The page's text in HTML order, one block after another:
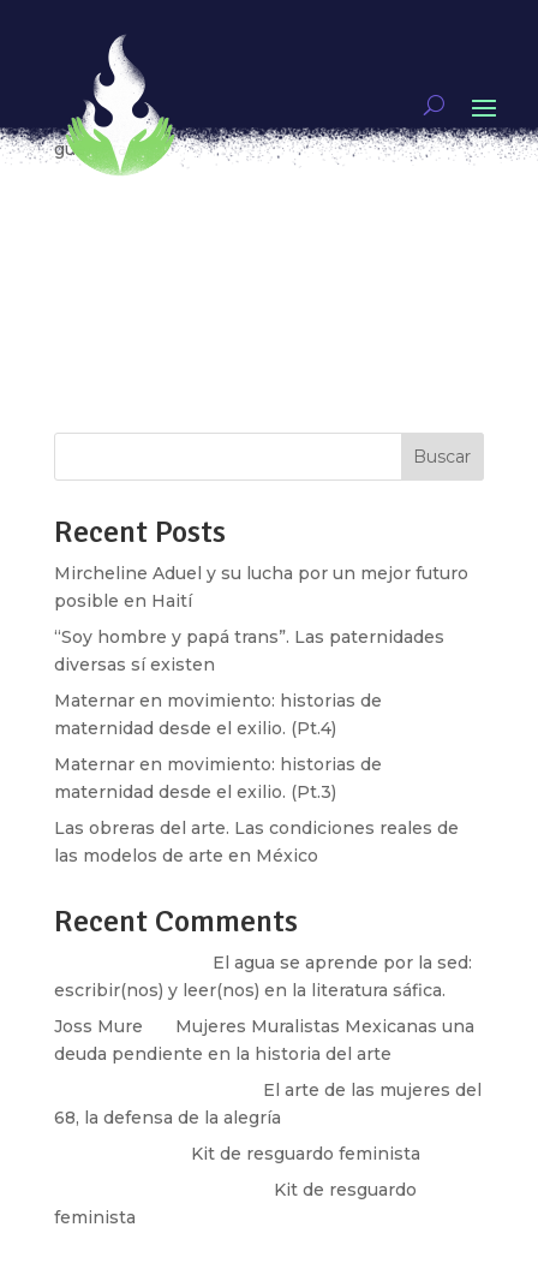
Tres de las tantas cosas que me enseñó Virginia
Woolf
porRaquel Hernández
Mujeres
guerreras
Buscar
Recent Posts
Mircheline Aduel y su lucha por un mejor futuro
posible en Haití
“Soy hombre y papá trans”. Las paternidades
diversas sí existen
Maternar en movimiento: historias de
maternidad desde el exilio. (Pt.4)
Maternar en movimiento: historias de
maternidad desde el exilio. (Pt.3)
Las obreras del arte. Las condiciones reales de
las modelos de arte en México
Recent Comments
El agua se aprende por la sed:
escribir(nos) y leer(nos) en la literatura sáfica.
Joss Mure
Mujeres Muralistas Mexicanas una
deuda pendiente en la historia del arte
El arte de las mujeres del
68, la defensa de la alegría
Kit de resguardo feminista
Kit de resguardo
feminista